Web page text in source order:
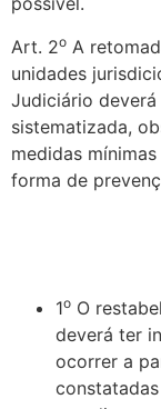
Art. 2o A
unidades
Judiciário
sistematizada,
medidas
forma de
1o O
deverá ter
ocorrer a